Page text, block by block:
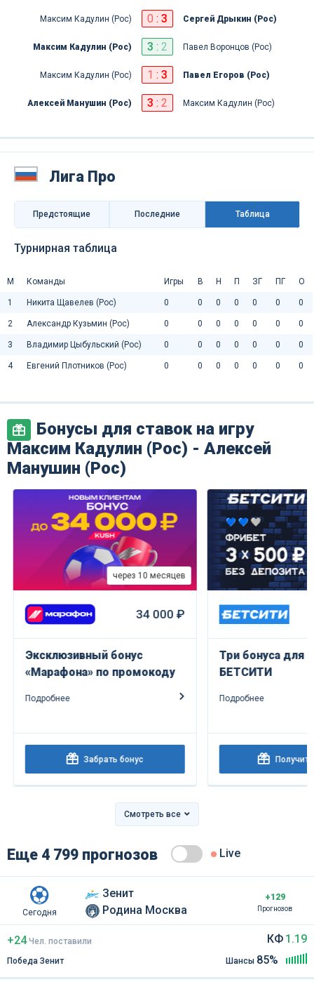
Максим Кадулин (Рос) 0 : 3 Сергей Дрыкин (Рос)
Максим Кадулин (Рос) 3 : 2 Павел Воронцов (Рос)
Максим Кадулин (Рос) 1 : 3 Павел Егоров (Рос)
Алексей Манушин (Рос) 3 : 2 Максим Кадулин (Рос)
Лига Про
Предстоящие Последниe Таблица
Турнирная таблица
М Команды Игры В Н П ЗГ ПГ О
1 Никита Щавелев (Рос) 0 0 0 0 0 0 0
2 Александр Кузьмин (Рос) 0 0 0 0 0 0 0
3 Владимир Цыбульский (Рос) 0 0 0 0 0 0 0
4 Евгений Плотников (Рос) 0 0 0 0 0 0 0
Бонусы для ставок на игру
Максим Кадулин (Рос) - Алексей
Манушин (Рос)
через 10 месяцев
34 000 ₽
Эксклюзивный бонус
«Марафона» по промокоду
Подробнее
Забрать бонус
Три бонуса для
БЕТСИТИ
Подробнее
Получить
Смотреть все
Еще 4 799 прогнозов Live
Сегодня
Зенит
Родина Москва
+129
Прогнозов
+24 Чел. поставили
Победа Зенит
КФ 1.19
Шансы 85%